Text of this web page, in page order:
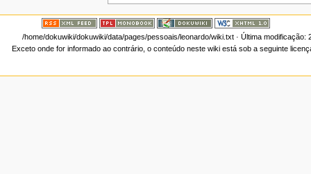
/home/dokuwiki/dokuwiki/data/pages/pessoais/leonardo/wiki.txt· Última modificação:
Exceto onde for informado ao contrário, o conteúdo neste wiki está sob a seguinte